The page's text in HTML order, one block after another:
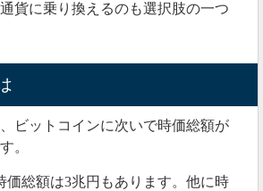
貨に乗り換えるのも選択肢の一つ
ビットコインに次いで時価総額が
。
価総額は3兆円もあります。他に時